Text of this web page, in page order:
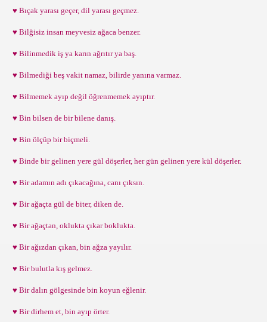
♥ Bıçak yarası geçer, dil yarası geçmez.
♥ Bilğisiz insan meyvesiz ağaca benzer.
♥ Bilinmedik iş ya karın ağrıtır ya baş.
♥ Bilmediği beş vakit namaz, bilirde yanına varmaz.
♥ Bilmemek ayıp değil öğrenmemek ayıptır.
♥ Bin bilsen de bir bilene danış.
♥ Bin ölçüp bir biçmeli.
♥ Binde bir gelinen yere gül döşerler, her gün gelinen yere kül döşerler.
♥ Bir adamın adı çıkacağına, canı çıksın.
♥ Bir ağaçta gül de biter, diken de.
♥ Bir ağaçtan, oklukta çıkar boklukta.
♥ Bir ağızdan çıkan, bin ağza yayılır.
♥ Bir bulutla kış gelmez.
♥ Bir dalın gölgesinde bin koyun eğlenir.
♥ Bir dirhem et, bin ayıp örter.